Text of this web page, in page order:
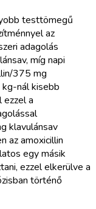
testtömegű
az
adagolás
míg napi
375 mg
nál kisebb
a
klavulánsav
az amoxicillin
egy másik
ezzel elkerülve a
történő